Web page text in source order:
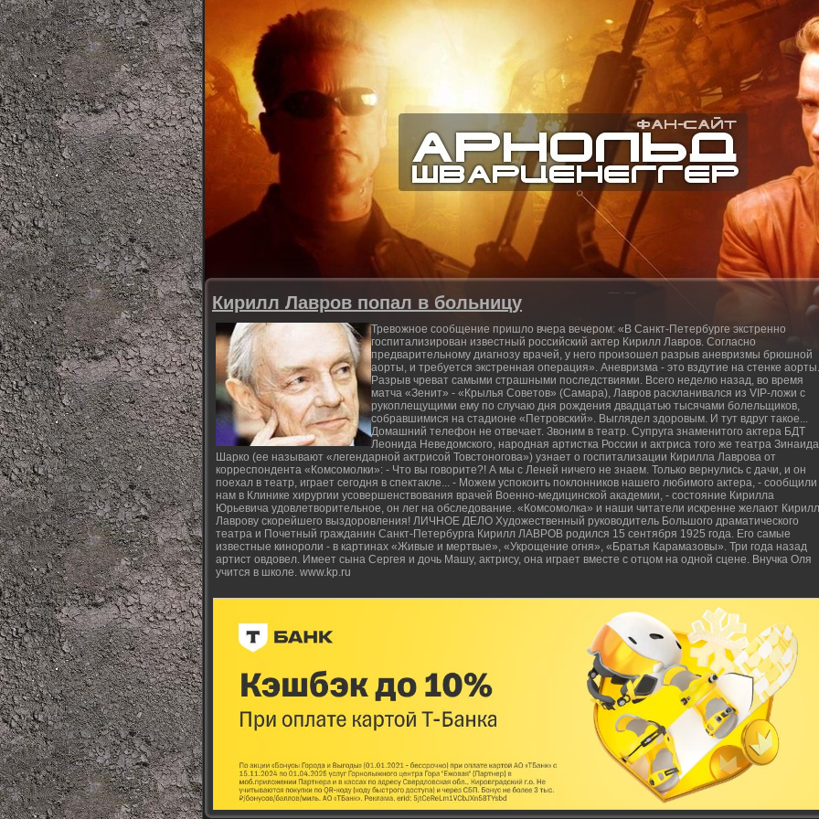
Кирилл Лавров попал в больницу
Тревожное сообщение пришло вчера вечером: «В Санкт-Петербурге экстренно
госпитализирован известный российский актер Кирилл Лавров. Согласно
предварительному диагнозу врачей, у него произошел разрыв аневризмы брюшной
аорты, и требуется экстренная операция». Аневризма - это вздутие на стенке аорты.
Разрыв чреват самыми страшными последствиями. Всего неделю назад, во время
матча «Зенит» - «Крылья Советов» (Самара), Лавров раскланивался из VIP-ложи с
рукоплещущими ему по случаю дня рождения двадцатью тысячами болельщиков,
собравшимися на стадионе «Петровский». Выглядел здоровым. И тут вдруг такое...
Домашний телефон не отвечает. Звоним в театр. Супруга знаменитого актера БДТ
Леонида Неведомского, народная артистка России и актриса того же театра Зинаида
Шарко (ее называют «легендарной актрисой Товстоногова») узнает о госпитализации Кирилла Лаврова от
корреспондента «Комсомолки»: - Что вы говорите?! А мы с Леней ничего не знаем. Только вернулись с дачи, и он
поехал в театр, играет сегодня в спектакле... - Можем успокоить поклонников нашего любимого актера, - сообщили
нам в Клинике хирургии усовершенствования врачей Военно-медицинской академии, - состояние Кирилла
Юрьевича удовлетворительное, он лег на обследование. «Комсомолка» и наши читатели искренне желают
Лаврову скорейшего выздоровления! ЛИЧНОЕ ДЕЛО Художественный руководитель Большого драматического
театра и Почетный гражданин Санкт-Петербурга Кирилл ЛАВРОВ родился 15 сентября 1925 года. Его самые
известные кинороли - в картинах «Живые и мертвые», «Укрощение огня», «Братья Карамазовы». Три года назад
артист овдовел. Имеет сына Сергея и дочь Машу, актрису, она играет вместе с отцом на одной сцене. Внучка Оля
учится в школе. www.kp.ru